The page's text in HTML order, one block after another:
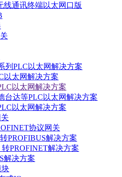
线通讯终端以太网口版
列PLC以太网解决方案
以太网解决方案
以太网解决方案
台达等PLC以太网解决方案
以太网解决方案
协议网关
PROFIBUS解决方案
PROFINET解决方案
解决方案
块